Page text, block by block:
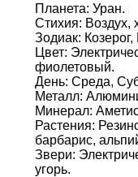
Планета: Уран.
Стихия: Воздух,
Зодиак:
Цвет:
фиолетовый.
День: Среда,
Металл:
Минерал:
Растения:
барбарис,
Звери:
угорь.